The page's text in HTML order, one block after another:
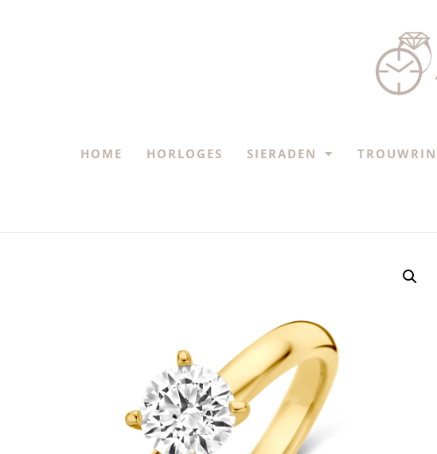
HOME HORLOGES SIERADEN